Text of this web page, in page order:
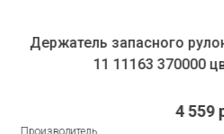
Держатель запасного
11 11163 370000
4 559
Производитель